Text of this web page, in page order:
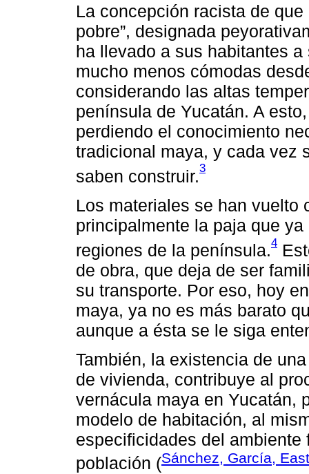
La concepción racista de
pobre”, designada
ha llevado a sus habitantes
mucho menos cómodas
considerando las altas
península de Yucatán. A
perdiendo el conocimiento
tradicional maya, y cada vez
saben construir.3
Los materiales se han vuelto
principalmente la paja que
regiones de la península.4
de obra, que deja de ser
su transporte. Por eso, hoy
maya, ya no es más barato
aunque a ésta se le siga
También, la existencia de
de vivienda, contribuye al
vernácula maya en Yucatán,
modelo de habitación, al
especificidades del
población (Sánchez, García,